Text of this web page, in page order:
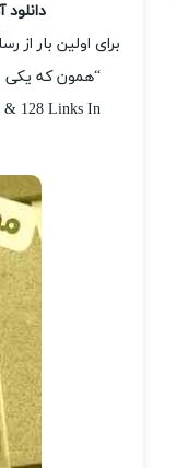
برای اولین بار
“همون که یکی
& 128 Links In